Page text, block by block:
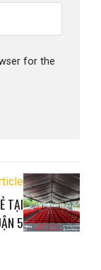
for the
TẠI
5